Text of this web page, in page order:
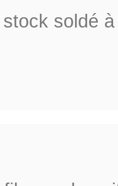
soldé